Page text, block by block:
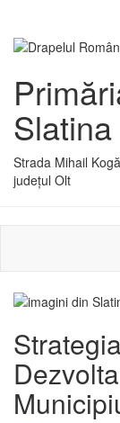
Slatina
Strada Mihail
județul Olt